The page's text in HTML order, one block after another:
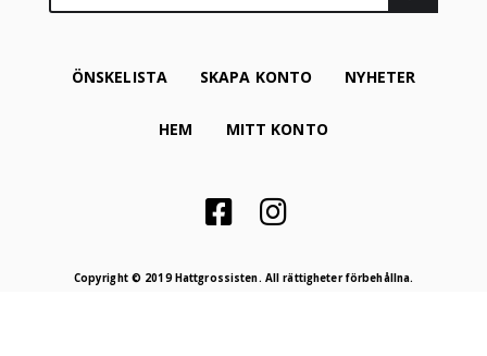
ÖNSKELISTA SKAPA KONTO NYHETER
HEM MITT KONTO
Copyright © 2019 Hattgrossisten. All rättigheter förbehållna.